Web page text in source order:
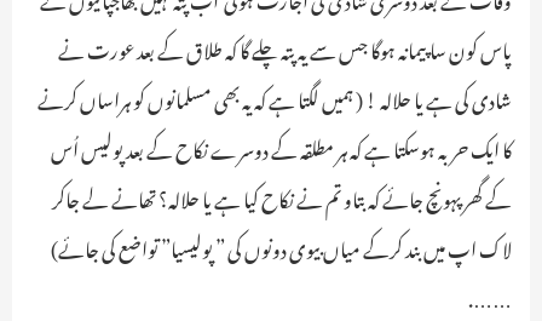
پاس کون سا پیمانہ ہوگا جس سے یہ پتہ چلے گا کہ طلاق کے بعد عورت نے
شادی کی ہے یا حلالہ ! ( ہمیں لگتا ہے کہ یہ بھی مسلمانوں کو ہراساں کرنے
کا ایک حربہ ہوسکتا ہے کہ ہر مطلقہ کے دوسرے نکاح کے بعد پولیس اُس
کے گھر پہونچ جائے کہ بتاو تم نے نکاح کیا ہے یا حلالہ؟ تھانے لے جاکر
لاک اپ میں بند کرکے میاں بیوی دونوں کی ” پولیسیا” تواضع کی جائےـ)
…….